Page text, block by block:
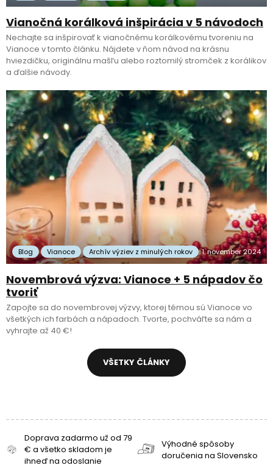
Vianočná korálková inšpirácia v 5 návodoch
Nechajte sa inšpirovať k vianočnému korálkovému tvoreniu na
Vianoce v tomto článku. Nájdete v ňom návod na krásnu
hviezdičku, originálnu mašľu alebo roztomilý stromček z korálikov
a ďalšie návody.
Blog Vianoce Archív výziev z minulých rokov 1. november 2024
Novembrová výzva: Vianoce + 5 nápadov čo
tvoriť
Zapojte sa do novembrovej výzvy, ktorej témou sú Vianoce vo
všetkých ich farbách a nápadoch. Tvorte, pochváľte sa nám a
vyhrajte až 40 €!
VŠETKY ČLÁNKY
Doprava zadarmo už od 79
€ a všetko skladom je
ihneď na odoslanie
Výhodné spôsoby
doručenia na Slovensko